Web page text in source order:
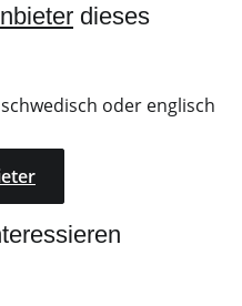
dieses
oder englisch